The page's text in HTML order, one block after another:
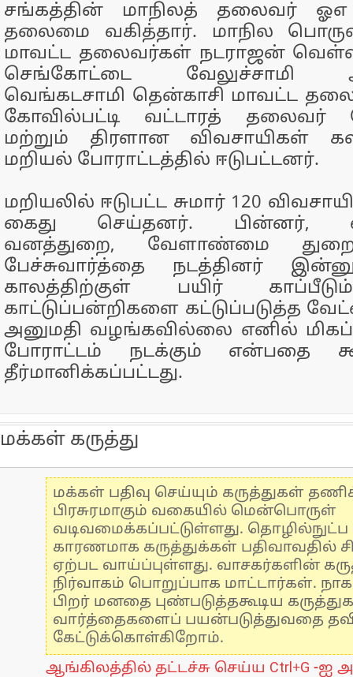
சங்கத்தின் மாநிலத் தலைவர் ஓஎ
தலைமை வகித்தார். மாநில
மாவட்ட தலைவர்கள் நடராஜன்
செங்கோட்டை வேலுச்சாமி
வெங்கடசாமி தென்காசி மாவட்ட
கோவில்பட்டி வட்டாரத் தலைவர்
மற்றும் திரளான விவசாயிகள்
மறியல் போராட்டத்தில் ஈடுபட்டனர்.
மறியலில் ஈடுபட்ட சுமார் 120
கைது செய்தனர். பின்னர்,
வனத்துறை, வேளாண்மை துறை
பேச்சுவார்த்தை நடத்தினர்
காலத்திற்குள் பயிர்
காட்டுப்பன்றிகளை கட்டுப்படுத்த
அனுமதி வழங்கவில்லை எனில்
போராட்டம் நடக்கும் என்பதை
தீர்மானிக்கப்பட்டது.
மக்கள் கருத்து
மக்கள் பதிவு செய்யும் கருத்துகள்
பிரசுரமாகும் வகையில் மென்பொருள்
வடிவமைக்கப்பட்டுள்ளது.
காரணமாக கருத்துக்கள் பதிவாவதில்
ஏற்பட வாய்ப்புள்ளது. வாசகர்களின்
நிர்வாகம் பொறுப்பாக மாட்டார்கள்.
பிறர் மனதை புண்படுத்தகூடிய
வார்த்தைகளைப் பயன்படுத்துவதை
கேட்டுக்கொள்கிறோம்.
ஆங்கிலத்தில் தட்டச்சு செய்ய Ctrl+G -ஐ